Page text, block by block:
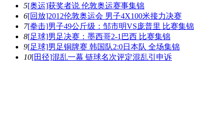
5[奥运]获奖者说 伦敦奥运赛事集锦
6[回放]2012伦敦奥运会 男子4X100米接力决赛
7[拳击]男子49公斤级：邹市明VS庞普里 比赛集锦
8[足球]男足决赛：墨西哥2-1巴西 比赛集锦
9[足球]男足铜牌赛 韩国队2:0日本队 全场集锦
10[田径]混乱一幕 链球名次评定混乱引申诉